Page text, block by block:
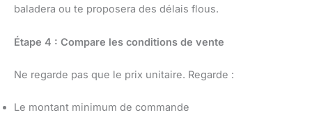
baladera ou te proposera des délais flous.
Étape 4 : Compare les conditions de vente
Ne regarde pas que le prix unitaire. Regarde :
Le montant minimum de commande